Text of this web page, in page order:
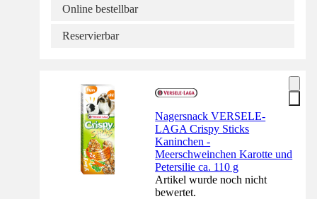
Online bestellbar
Reservierbar
Nagersnack VERSELE-
LAGA Crispy Sticks
Kaninchen -
Meerschweinchen Karotte und
Petersilie ca. 110 g
Artikel wurde noch nicht
bewertet.